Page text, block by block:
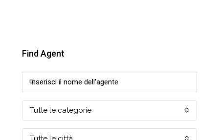
Find Agent
Tutte le categorie